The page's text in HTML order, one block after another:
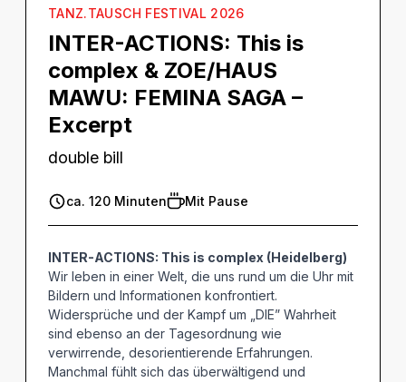
TANZ.TAUSCH FESTIVAL 2026
INTER-ACTIONS: This is
complex & ZOE/HAUS
MAWU: FEMINA SAGA –
Excerpt
double bill
ca. 120 Minuten Mit Pause
INTER-ACTIONS: This is complex (Heidelberg)
Wir leben in einer Welt, die uns rund um die Uhr mit
Bildern und Informationen konfrontiert.
Widersprüche und der Kampf um „DIE” Wahrheit
sind ebenso an der Tagesordnung wie
verwirrende, desorientierende Erfahrungen.
Manchmal fühlt sich das überwältigend und